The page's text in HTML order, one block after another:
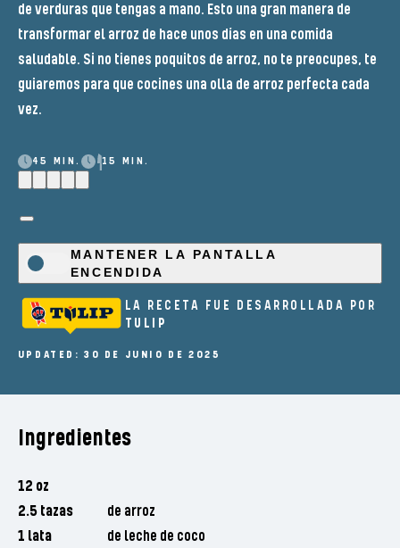
de verduras que tengas a mano. Esto una gran manera de
transformar el arroz de hace unos días en una comida
saludable. Si no tienes poquitos de arroz, no te preocupes, te
guiaremos para que cocines una olla de arroz perfecta cada
vez.
45 MIN. 15 MIN.
MANTENER LA PANTALLA
ENCENDIDA
LA RECETA FUE DESARROLLADA POR
TULIP
UPDATED: 30 DE JUNIO DE 2025
Ingredientes
12 oz
2.5 tazas
de arroz
1 lata
de leche de coco